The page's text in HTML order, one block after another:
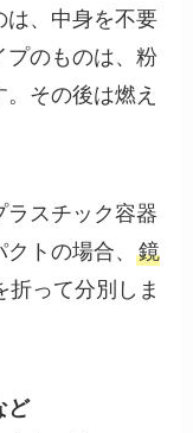
は、中身を不要
プのものは、粉
その後は燃え
ラスチック容器
クトの場合、鏡
折って分別しま
ど